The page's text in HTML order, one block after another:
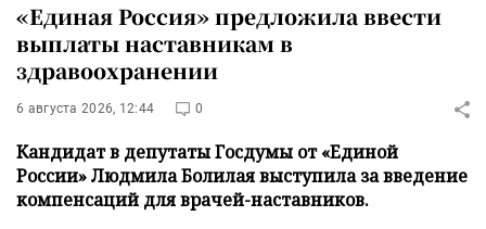
«Единая Россия» предложила ввести
выплаты наставникам в
здравоохранении
6 августа 2026, 12:44 0
Кандидат в депутаты Госдумы от «Единой
России» Людмила Болилая выступила за введение
компенсаций для врачей-наставников.